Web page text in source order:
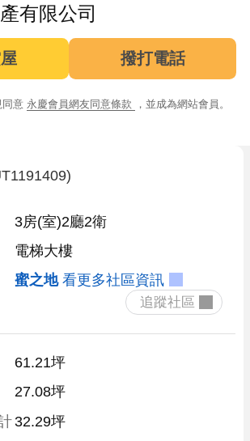
有限公司
撥打電話
同意 永慶會員網友同意條款 ，並成為網站會員。
3房(室)2廳2衛
電梯大樓
蜜之地 看更多社區資訊
61.21坪
27.08坪
32.29坪